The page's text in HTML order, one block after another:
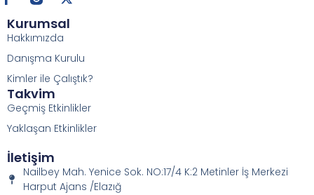
Kurumsal
Hakkımızda
Danışma Kurulu
Kimler ile Çalıştık?
Takvim
Geçmiş Etkinlikler
Yaklaşan Etkinlikler
İletişim
Nailbey Mah. Yenice Sok. NO:17/4 K:2 Metinler İş Merkezi
Harput Ajans /Elazığ